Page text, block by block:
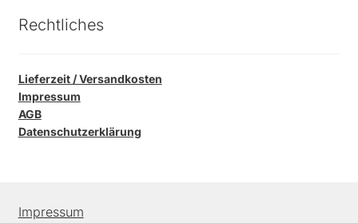
Rechtliches
Lieferzeit / Versandkosten
Impressum
AGB
Datenschutzerklärung
Impressum